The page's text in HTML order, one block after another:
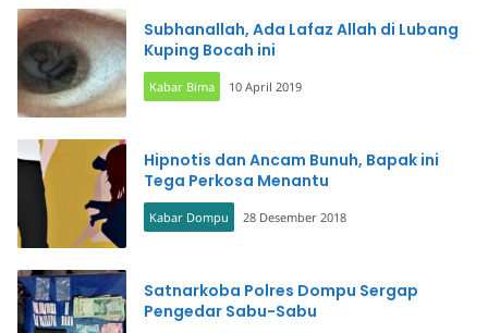
Subhanallah, Ada Lafaz Allah di Lubang
Kuping Bocah ini
Kabar Bima 10 April 2019
Hipnotis dan Ancam Bunuh, Bapak ini
Tega Perkosa Menantu
Kabar Dompu 28 Desember 2018
Satnarkoba Polres Dompu Sergap
Pengedar Sabu-Sabu